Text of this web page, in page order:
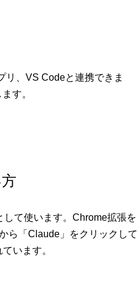
、VS Codeと連携できま
す。
て使います。Chrome拡張を
ら「Claude」をクリックして
います。